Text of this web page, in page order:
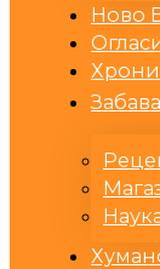
Ново
Забава